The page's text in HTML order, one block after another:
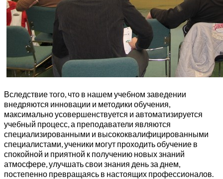
Вследствие того, что в нашем учебном заведении
внедряются инновации и методики обучения,
максимально усовершенствуется и автоматизируется
учебный процесс, а преподаватели являются
специализированными и высококвалифицированными
специалистами, ученики могут проходить обучение в
спокойной и приятной к получению новых знаний
атмосфере, улучшать свои знания день за днем,
постепенно превращаясь в настоящих профессионалов.